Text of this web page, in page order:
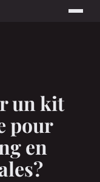
un kit
pour
en